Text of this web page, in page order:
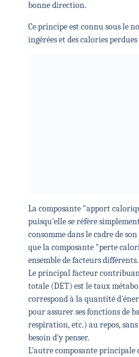
bonne direction.
Ce principe est connu sous le
ingérées et des calories perdues
La composante "apport
puisqu'elle se réfère
consomme dans le cadre de
que la composante "perte
ensemble de facteurs différents.
Le principal facteur
totale (DET) est le taux
correspond à la quantité
pour assurer ses fonctions de
respiration, etc.) au repos,
besoin d'y penser.
L'autre composante principale